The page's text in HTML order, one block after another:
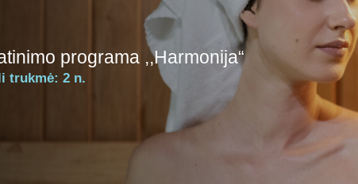
programa ,,Harmonija“
trukmė: 2 n.